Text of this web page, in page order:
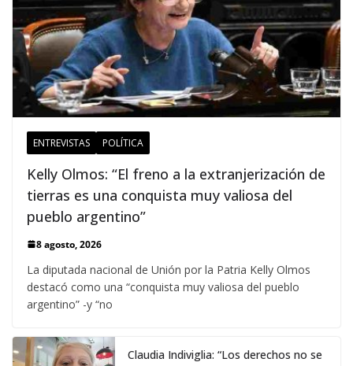
ENTREVISTAS POLÍTICA
Kelly Olmos: “El freno a la extranjerización de
tierras es una conquista muy valiosa del
pueblo argentino”
8 agosto, 2026
La diputada nacional de Unión por la Patria Kelly Olmos
destacó como una “conquista muy valiosa del pueblo
argentino” -y “no
Claudia Indiviglia: “Los derechos no se